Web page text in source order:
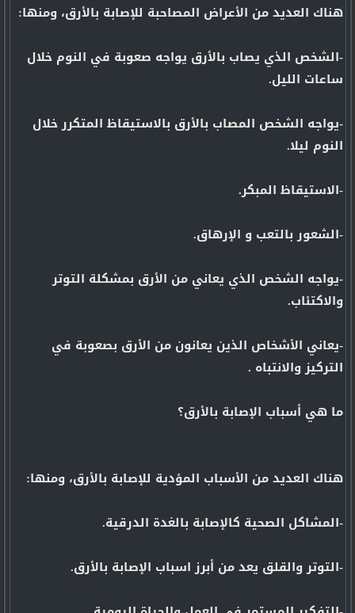
هناك العديد من الأعراض المصاحبة للإصابة بالأرق، ومنها:
-الشخص الذي يصاب بالأرق يواجه صعوبة في النوم خلال
ساعات الليل.
-يواجه الشخص المصاب بالأرق بالاستيقاظ المتكرر خلال
النوم ليلا.
-الاستيقاظ المبكر.
-الشعور بالتعب و الإرهاق.
-يواجه الشخص الذي يعاني من الأرق بمشكلة التوتر
والاكتئاب.
-يعاني الأشخاص الذين يعانون من الأرق بصعوبة في
التركيز والانتباه .
ما هي أسباب الإصابة بالأرق؟
هناك العديد من الأسباب المؤدية للإصابة بالأرق، ومنها:
-المشاكل الصحية كالإصابة بالغدة الدرقية.
-التوتر والقلق يعد من أبرز اسباب الإصابة بالأرق.